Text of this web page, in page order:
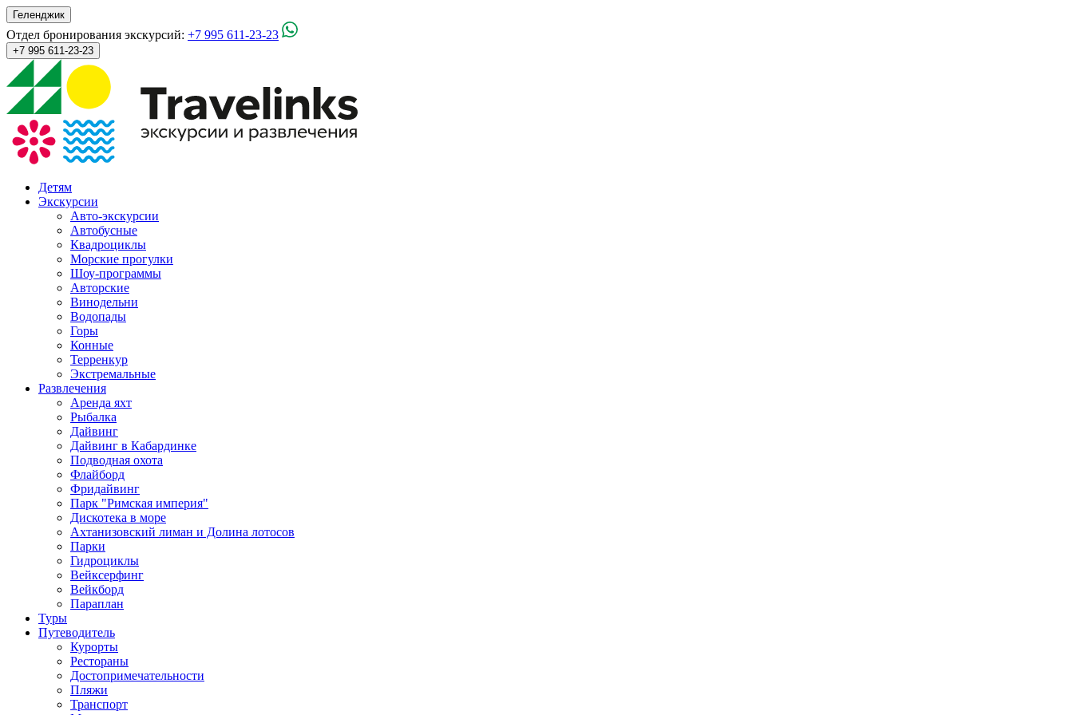
Геленджик
Отдел бронирования экскурсий: +7 995 611-23-23
+7 995 611-23-23
Детям
Экскурсии
Авто-экскурсии
Автобусные
Квадроциклы
Морские прогулки
Шоу-программы
Авторские
Винодельни
Водопады
Горы
Конные
Терренкур
Экстремальные
Развлечения
Аренда яхт
Рыбалка
Дайвинг
Дайвинг в Кабардинке
Подводная охота
Флайборд
Фридайвинг
Парк "Римская империя"
Дискотека в море
Ахтанизовский лиман и Долина лотосов
Парки
Гидроциклы
Вейксерфинг
Вейкборд
Параплан
Туры
Путеводитель
Курорты
Рестораны
Достопримечательности
Пляжи
Транспорт